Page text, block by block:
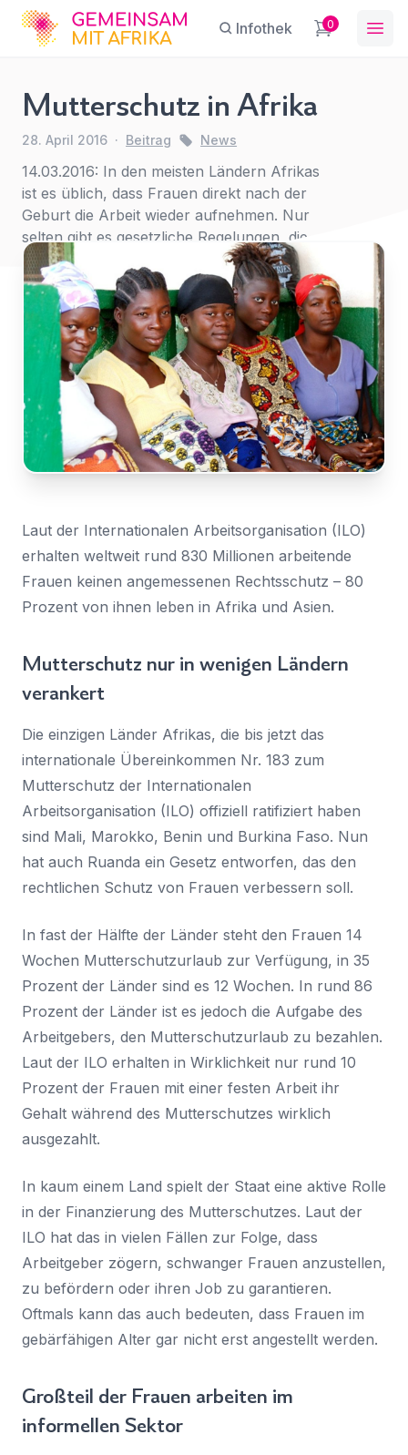
GFA Infothek 0
Mutterschutz in Afrika
28. April 2016 · Beitrag News
14.03.2016: In den meisten Ländern Afrikas
ist es üblich, dass Frauen direkt nach der
Geburt die Arbeit wieder aufnehmen. Nur
selten gibt es gesetzliche Regelungen, die
einen Mutterschutz vorsehen.
Laut der Internationalen Arbeitsorganisation (ILO)
erhalten weltweit rund 830 Millionen arbeitende
Frauen keinen angemessenen Rechtsschutz – 80
Prozent von ihnen leben in Afrika und Asien.
Mutterschutz nur in wenigen Ländern
verankert
Die einzigen Länder Afrikas, die bis jetzt das
internationale Übereinkommen Nr. 183 zum
Mutterschutz der Internationalen
Arbeitsorganisation (ILO) offiziell ratifiziert haben
sind Mali, Marokko, Benin und Burkina Faso. Nun
hat auch Ruanda ein Gesetz entworfen, das den
rechtlichen Schutz von Frauen verbessern soll.
In fast der Hälfte der Länder steht den Frauen 14
Wochen Mutterschutzurlaub zur Verfügung, in 35
Prozent der Länder sind es 12 Wochen. In rund 86
Prozent der Länder ist es jedoch die Aufgabe des
Arbeitgebers, den Mutterschutzurlaub zu bezahlen.
Laut der ILO erhalten in Wirklichkeit nur rund 10
Prozent der Frauen mit einer festen Arbeit ihr
Gehalt während des Mutterschutzes wirklich
ausgezahlt.
In kaum einem Land spielt der Staat eine aktive Rolle
in der Finanzierung des Mutterschutzes. Laut der
ILO hat das in vielen Fällen zur Folge, dass
Arbeitgeber zögern, schwanger Frauen anzustellen,
zu befördern oder ihren Job zu garantieren.
Oftmals kann das auch bedeuten, dass Frauen im
gebärfähigen Alter gar nicht erst angestellt werden.
Großteil der Frauen arbeiten im
informellen Sektor
Sie haben eine Frage?
Name*
E-Mail*
Betreff*
Nachricht
Ich habe dieDatenschutzerklärunggelesen und
stimme ihr zu.
Senden
Mutterschutz
in Afrika
News
Für
den
Zugriff
anmelden
Ein Konto erstellen
First Name *
Last Name*
E-Mail-Adresse*
Land*
Bundesland / Landkreis
Wählen Sie Ihr Bundesland...
Ihre persönlichen Daten werden verwendet, um Ihr
Erlebnis auf dieser Website zu unterstützen. Wie und
E-Mail-Adresse gesendet.
Sie haben bereits ein Konto?
Abonnieren Sie unseren Newsletter
regelmäßige Updates.